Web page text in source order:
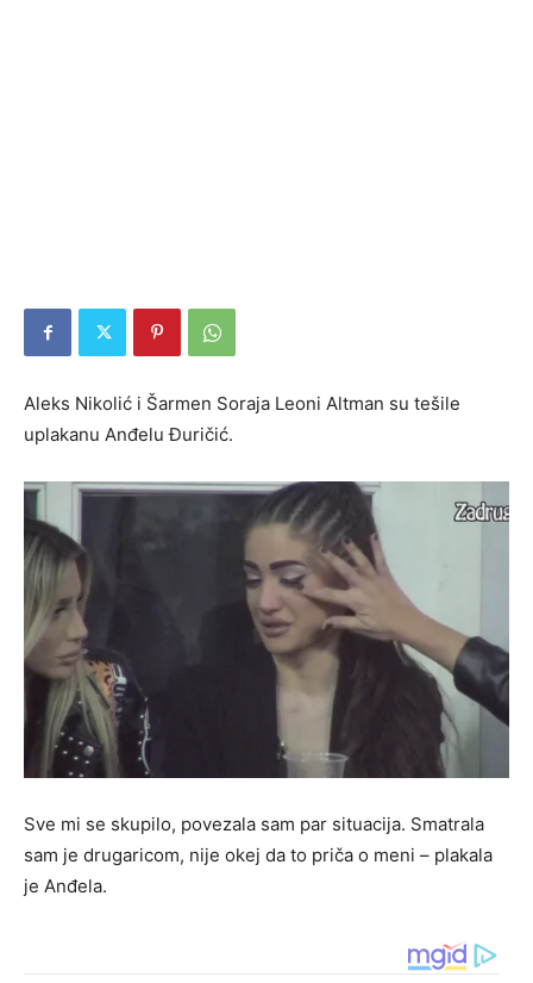
Aleks Nikolić i Šarmen Soraja Leoni Altman su tešile
uplakanu Anđelu Đuričić.
Sve mi se skupilo, povezala sam par situacija. Smatrala
sam je drugaricom, nije okej da to priča o meni – plakala
je Anđela.